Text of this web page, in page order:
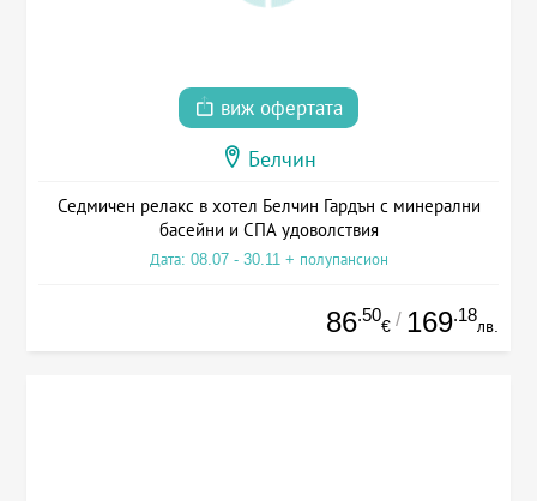
виж офертата
Белчин
Седмичен релакс в хотел Белчин Гардън с минерални
басейни и СПА удоволствия
Дата: 08.07 - 30.11 + полупансион
86.50
€ / 169.18
лв.